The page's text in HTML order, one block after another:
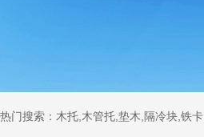
热门搜索：木托,木管托,垫木,隔冷块,铁卡